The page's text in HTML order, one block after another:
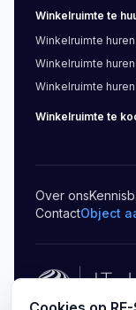
Winkelruimte te
Winkelruimte huren
Winkelruimte huren
Winkelruimte huren
Winkelruimte te
Over ons
ContactObject